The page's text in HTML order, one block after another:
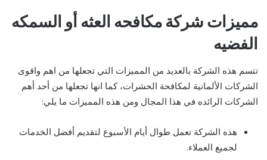
مميزات شركة مكافحه العثه أو السمكه
الفضيه
تتسم هذه الشركة بالعديد من المميزات التي تجعلها من اهم واقوى
الشركات الألمانية لمكافحة الحشرات، كما انها تجعلها من أحد أهم
الشركات الرائده في هذا المجال ومن هذه المميزات ما يلي:
هذه الشركة تعمل طوال أيام الأسبوع لتقديم أفضل الخدمات
لجميع العملاء.